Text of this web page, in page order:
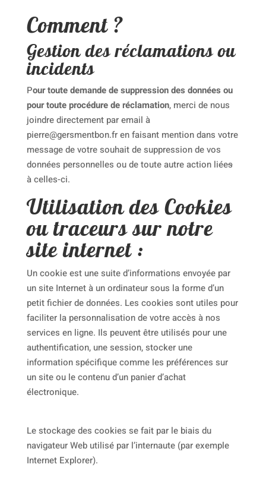
Comment ?
Gestion des réclamations ou
incidents
Pour toute demande de suppression des données ou
pour toute procédure de réclamation, merci de nous
joindre directement par email à
pierre@gersmentbon.fr en faisant mention dans votre
message de votre souhait de suppression de vos
données personnelles ou de toute autre action liées
à celles-ci.
Utilisation des Cookies
ou traceurs sur notre
site internet :
Un cookie est une suite d’informations envoyée par
un site Internet à un ordinateur sous la forme d’un
petit fichier de données. Les cookies sont utiles pour
faciliter la personnalisation de votre accès à nos
services en ligne. Ils peuvent être utilisés pour une
authentification, une session, stocker une
information spécifique comme les préférences sur
un site ou le contenu d’un panier d’achat
électronique.
Le stockage des cookies se fait par le biais du
navigateur Web utilisé par l’internaute (par exemple
Internet Explorer).